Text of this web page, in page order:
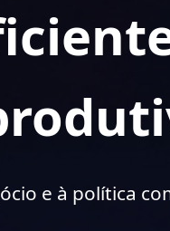
e à política